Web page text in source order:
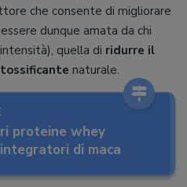
che consente di migliorare
dunque amata da chi
quella di ridurre il
naturale.
proteine whey
di maca